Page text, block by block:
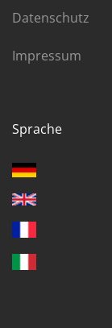
Datenschutz
Impressum
Sprache